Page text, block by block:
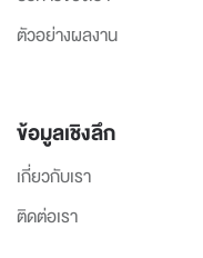
ตัวอย่างผลงาน
ข้อมูลเชิงลึก
เกี่ยวกับเรา
ติดต่อเรา